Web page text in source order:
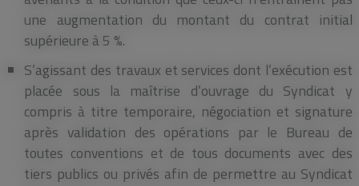
une augmentation du montant du contrat initial
supérieure à 5 %.
S’agissant des travaux et services dont l’exécution est
placée sous la maîtrise d’ouvrage du Syndicat y
compris à titre temporaire, négociation et signature
après validation des opérations par le Bureau de
toutes conventions et de tous documents avec des
tiers publics ou privés afin de permettre au Syndicat